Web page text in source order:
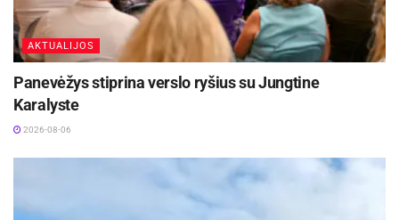
AKTUALIJOS
Panevėžys stiprina verslo ryšius su Jungtine
Karalyste
2026-08-06